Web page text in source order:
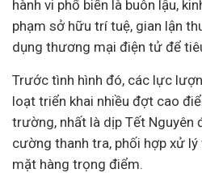
hành vi phổ biến là buôn lậu,
phạm sở hữu trí tuệ, gian lận
dụng thương mại điện tử để
Trước tình hình đó, các lực
loạt triển khai nhiều đợt cao
trường, nhất là dịp Tết Nguyên
cường thanh tra, phối hợp xử
mặt hàng trọng điểm.